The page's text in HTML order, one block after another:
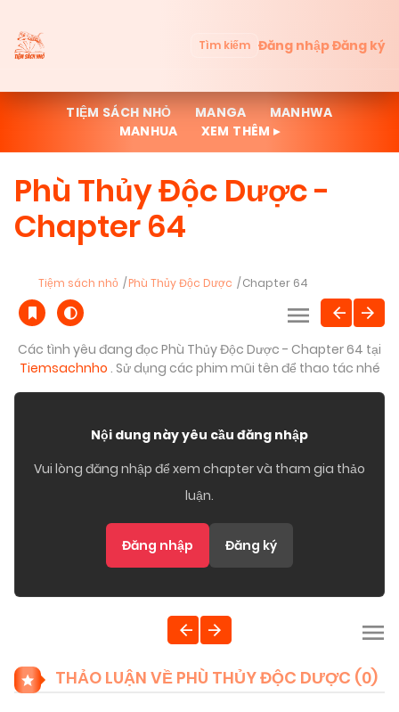
Tìm kiếm Đăng nhậpĐăng ký
TIỆM SÁCH NHỎ MANGA
MANHWA
MANHUA
XEM THÊM ▸
Phù Thủy Độc Dược -
Chapter 64
Tiệm sách nhỏ Phù Thủy Độc Dược Chapter 64
Các tình yêu đang đọc Phù Thủy Độc Dược - Chapter 64 tại
Tiemsachnho . Sử dụng các phim mũi tên để thao tác nhé
Nội dung này yêu cầu đăng nhập
Vui lòng đăng nhập để xem chapter và tham gia thảo
luận.
Đăng nhập Đăng ký
THẢO LUẬN VỀ PHÙ THỦY ĐỘC DƯỢC (0)